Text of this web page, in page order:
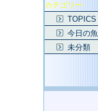
カテゴリー
TOPICS
今日の魚
未分類